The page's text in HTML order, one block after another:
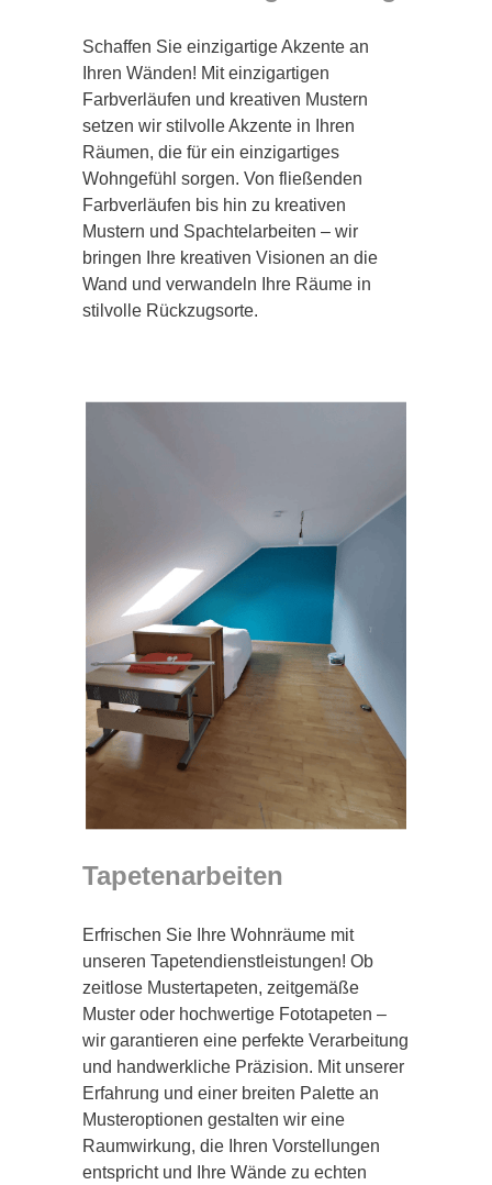
Schaffen Sie einzigartige Akzente an
Ihren Wänden! Mit einzigartigen
Farbverläufen und kreativen Mustern
setzen wir stilvolle Akzente in Ihren
Räumen, die für ein einzigartiges
Wohngefühl sorgen. Von fließenden
Farbverläufen bis hin zu kreativen
Mustern und Spachtelarbeiten – wir
bringen Ihre kreativen Visionen an die
Wand und verwandeln Ihre Räume in
stilvolle Rückzugsorte.
Tapetenarbeiten
Erfrischen Sie Ihre Wohnräume mit
unseren Tapetendienstleistungen! Ob
zeitlose Mustertapeten, zeitgemäße
Muster oder hochwertige Fototapeten –
wir garantieren eine perfekte Verarbeitung
und handwerkliche Präzision. Mit unserer
Erfahrung und einer breiten Palette an
Musteroptionen gestalten wir eine
Raumwirkung, die Ihren Vorstellungen
entspricht und Ihre Wände zu echten